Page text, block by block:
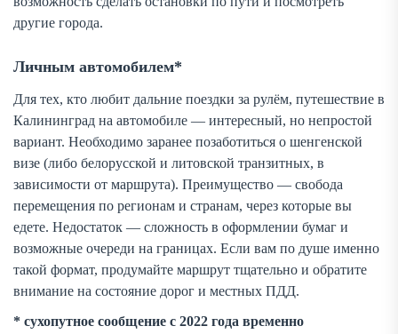
другие города.
Личным автомобилем*
Для тех, кто любит дальние поездки за рулём, путешествие в
Калининград на автомобиле — интересный, но непростой
вариант. Необходимо заранее позаботиться о шенгенской
визе (либо белорусской и литовской транзитных, в
зависимости от маршрута). Преимущество — свобода
перемещения по регионам и странам, через которые вы
едете. Недостаток — сложность в оформлении бумаг и
возможные очереди на границах. Если вам по душе именно
такой формат, продумайте маршрут тщательно и обратите
внимание на состояние дорог и местных ПДД.
* сухопутное сообщение с 2022 года временно